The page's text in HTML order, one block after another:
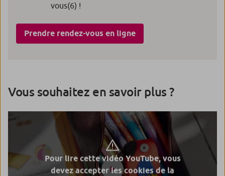
vous(6) !
Prendre rendez-vous en ligne
Vous souhaitez en savoir plus ?
Pour lire cette vidéo YouTube, vous
devez accepter les cookies de la